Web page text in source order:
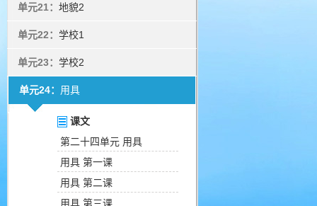
单元21： 地貌2
单元22： 学校1
单元23： 学校2
单元24： 用具
课文
第二十四单元 用具
用具 第一课
用具 第二课
用具 第三课